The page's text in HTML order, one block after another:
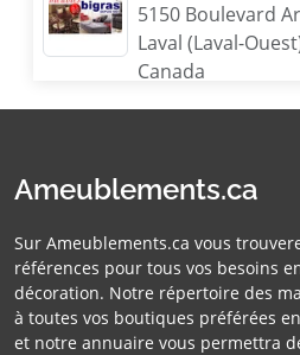
5150 Boulevard
Laval (Laval-
Canada
Ameublements.ca
Sur Ameublements.ca vous
références pour tous vos besoins
décoration. Notre répertoire des
à toutes vos boutiques préférées
et notre annuaire vous permettra